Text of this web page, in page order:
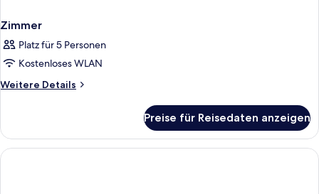
Zimmer
Platz für 5 Personen
Kostenloses WLAN
Weitere Details
Weitere
Preise für Reisedaten anzeigen